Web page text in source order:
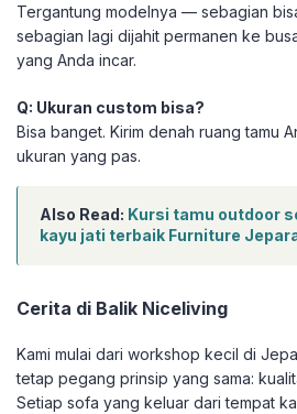
Tergantung modelnya — sebagian
sebagian lagi dijahit permanen ke
yang Anda incar.
Q: Ukuran custom bisa?
Bisa banget. Kirim denah ruang tamu
ukuran yang pas.
Also Read: Kursi tamu outdoor
kayu jati terbaik Furniture
Cerita di Balik Niceliving
Kami mulai dari workshop kecil di
tetap pegang prinsip yang sama:
Setiap sofa yang keluar dari tempat